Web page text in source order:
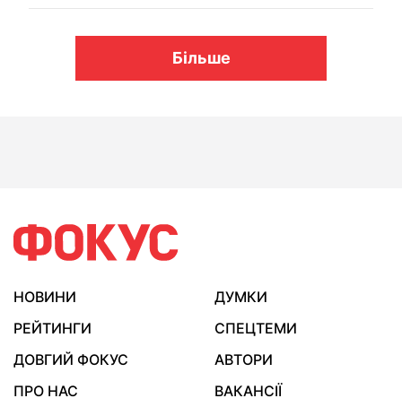
Більше
НОВИНИ
ДУМКИ
РЕЙТИНГИ
СПЕЦТЕМИ
ДОВГИЙ ФОКУС
АВТОРИ
ПРО НАС
ВАКАНСІЇ